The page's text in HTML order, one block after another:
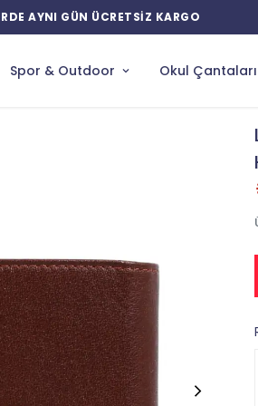
ÖZEL İNDİRİMLER
Spor & Outdoor Okul Çantaları